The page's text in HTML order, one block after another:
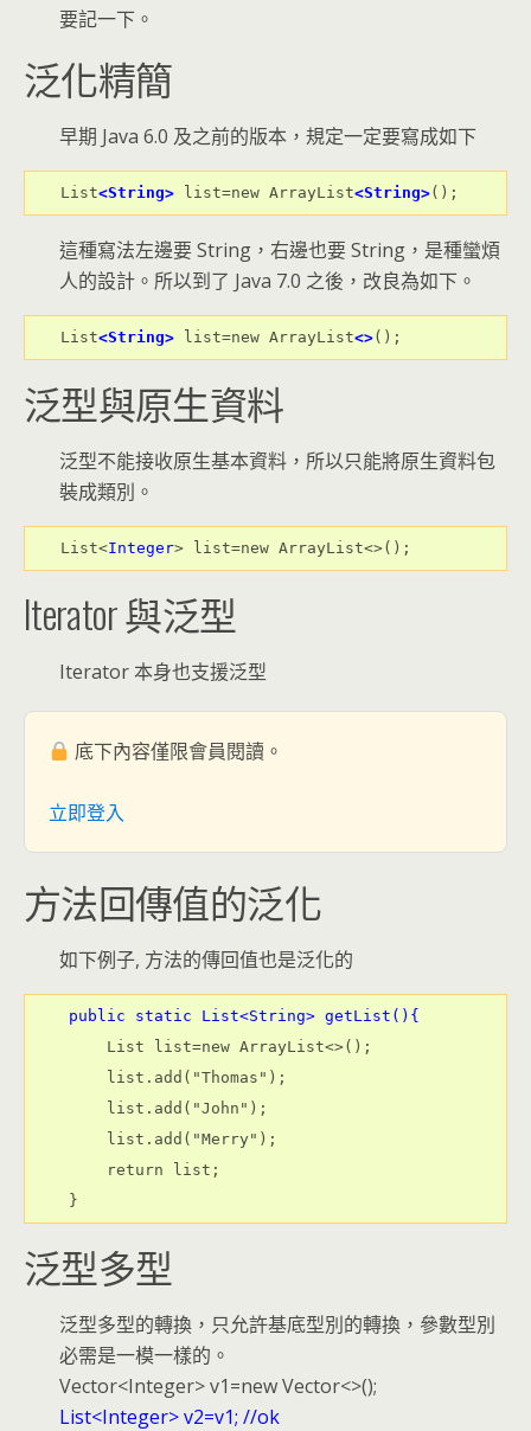
要記一下。
泛化精簡
早期 Java 6.0 及之前的版本，規定一定要寫成如下
List<String> list=new ArrayList<String>();
這種寫法左邊要 String，右邊也要 String，是種蠻煩
人的設計。所以到了 Java 7.0 之後，改良為如下。
List<String> list=new ArrayList<>();
泛型與原生資料
泛型不能接收原生基本資料，所以只能將原生資料包
裝成類別。
List<Integer> list=new ArrayList<>();
Iterator 與泛型
Iterator 本身也支援泛型
底下內容僅限會員閱讀。
立即登入
方法回傳值的泛化
如下例子, 方法的傳回值也是泛化的
    public static List<String> getList(){
        List list=new ArrayList<>();
        list.add("Thomas");
        list.add("John");
        list.add("Merry");
        return list;
泛型多型
泛型多型的轉換，只允許基底型別的轉換，參數型別
必需是一模一樣的。
Vector<Integer> v1=new Vector<>();
List<Integer> v2=v1; //ok